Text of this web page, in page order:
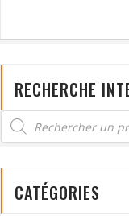
RECHERCHE
CATÉGORIES